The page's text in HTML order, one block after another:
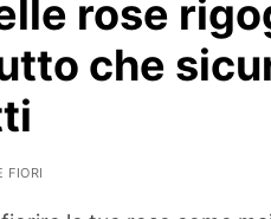
rose
che
FIORI